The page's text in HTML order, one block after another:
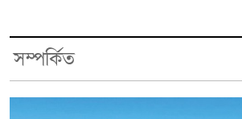
সম্পর্কিত